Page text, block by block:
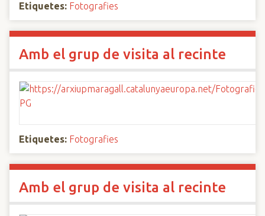
Etiquetes: Fotografies
Amb el grup de visita al recinte
Etiquetes: Fotografies
Amb el grup de visita al recinte